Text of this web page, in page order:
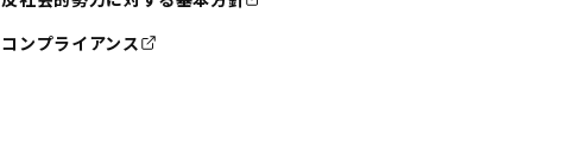
コンプライアンス